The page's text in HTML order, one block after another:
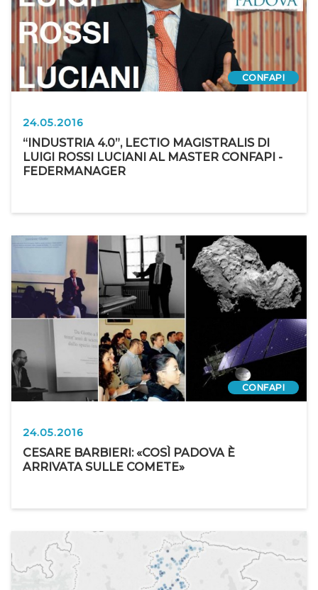
CONFAPI
24.05.2016
“INDUSTRIA 4.0”, LECTIO MAGISTRALIS DI
LUIGI ROSSI LUCIANI AL MASTER CONFAPI -
FEDERMANAGER
CONFAPI
24.05.2016
CESARE BARBIERI: «COSÌ PADOVA È
ARRIVATA SULLE COMETE»